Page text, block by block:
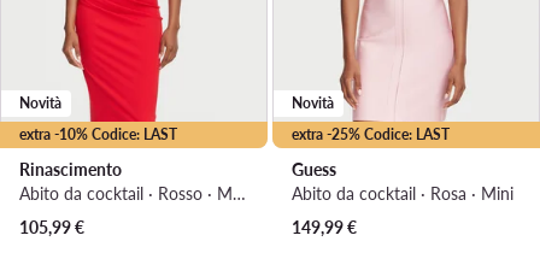
extra -10% Codice: LAST
Novità
Rinascimento
Abito da cocktail · Rosso · Midi
105,99€
extra -25% Codice: LAST
Novità
Guess
Abito da cocktail · Rosa · Mini
149,99€